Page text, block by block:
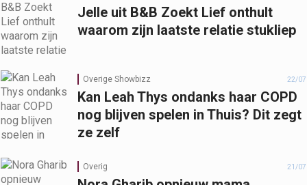
Jelle uit B&B Zoekt Lief onthult
waarom zijn laatste relatie stukliep
Overige Showbizz 22/07
Kan Leah Thys ondanks haar COPD
nog blijven spelen in Thuis? Dit zegt
ze zelf
Overig 21/07